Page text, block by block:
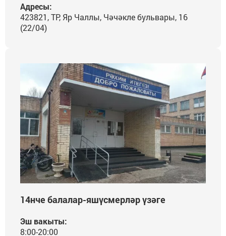
Адресы:
423821, ТР, Яр Чаллы, Чәчәкле бульвары, 16
(22/04)
14нче балалар-яшүсмерләр үзәге
Эш вакыты:
8:00-20:00